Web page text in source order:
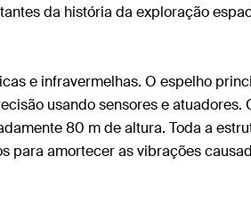
da história da exploração
e infravermelhas. O espelho
usando sensores e
80 m de altura. Toda a
para amortecer as vibrações